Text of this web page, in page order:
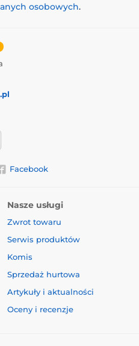
osobowych.
Facebook
Nasze usługi
Zwrot towaru
Serwis produktów
Komis
Sprzedaż hurtowa
Artykuły i aktualności
Oceny i recenzje